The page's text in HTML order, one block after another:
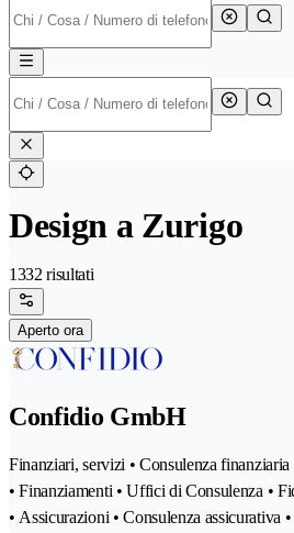
Design a Zurigo
1332 risultati
Aperto ora
Confidio GmbH
Finanziari, servizi • Consulenza
• Finanziamenti • Uffici di Consulenza •
• Assicurazioni • Consulenza assicurativa